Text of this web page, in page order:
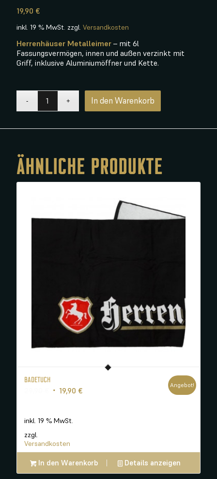
19,90 €
inkl. 19 % MwSt. zzgl. Versandkosten
Herrenhäuser Metalleimer– mit 6l
Fassungsvermögen, innen und außen verzinkt mit
Griff, inklusive Aluminiumöffner und Kette.
In den Warenkorb
ÄHNLICHE PRODUKTE
BADETUCH
Ursprünglicher
29,90 €
19,90 €Aktueller
Angebot!
inkl. 19 % MwSt.
zzgl.
Versandkosten
In den Warenkorb Details anzeigen